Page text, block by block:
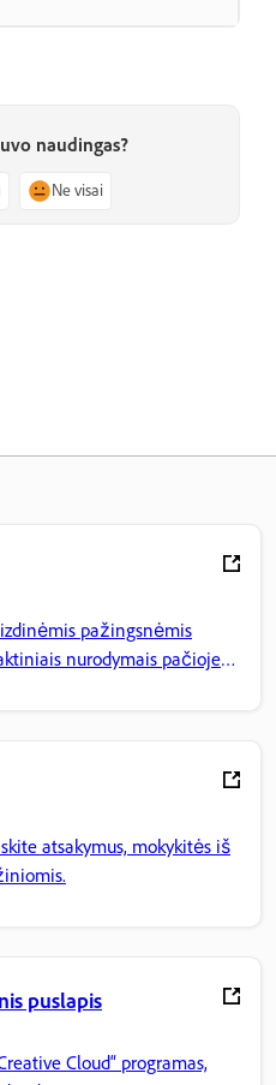
naudingas?
Ne visai
pažingsnėmis
nurodymais pačioje
atsakymus, mokykitės iš
puslapis
Cloud“ programas,